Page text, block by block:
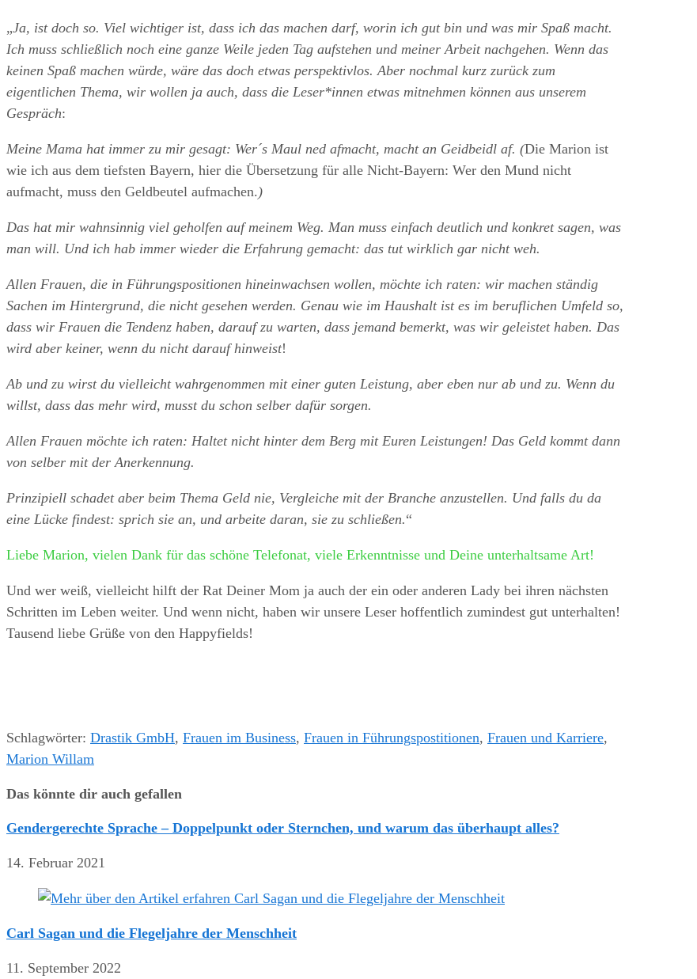
„Ja, ist doch so. Viel wichtiger ist, dass ich das machen darf, worin ich gut bin und was mir Spaß macht.
Ich muss schließlich noch eine ganze Weile jeden Tag aufstehen und meiner Arbeit nachgehen. Wenn das
keinen Spaß machen würde, wäre das doch etwas perspektivlos. Aber nochmal kurz zurück zum
eigentlichen Thema, wir wollen ja auch, dass die Leser*innen etwas mitnehmen können aus unserem
Gespräch:
Meine Mama hat immer zu mir gesagt: Wer´s Maul ned afmacht, macht an Geidbeidl af. (Die Marion ist
wie ich aus dem tiefsten Bayern, hier die Übersetzung für alle Nicht-Bayern: Wer den Mund nicht
aufmacht, muss den Geldbeutel aufmachen.)
Das hat mir wahnsinnig viel geholfen auf meinem Weg. Man muss einfach deutlich und konkret sagen, was
man will. Und ich hab immer wieder die Erfahrung gemacht: das tut wirklich gar nicht weh.
Allen Frauen, die in Führungspositionen hineinwachsen wollen, möchte ich raten: wir machen ständig
Sachen im Hintergrund, die nicht gesehen werden. Genau wie im Haushalt ist es im beruflichen Umfeld so,
dass wir Frauen die Tendenz haben, darauf zu warten, dass jemand bemerkt, was wir geleistet haben. Das
wird aber keiner, wenn du nicht darauf hinweist!
Ab und zu wirst du vielleicht wahrgenommen mit einer guten Leistung, aber eben nur ab und zu. Wenn du
willst, dass das mehr wird, musst du schon selber dafür sorgen.
Allen Frauen möchte ich raten: Haltet nicht hinter dem Berg mit Euren Leistungen! Das Geld kommt dann
von selber mit der Anerkennung.
Prinzipiell schadet aber beim Thema Geld nie, Vergleiche mit der Branche anzustellen. Und falls du da
eine Lücke findest: sprich sie an, und arbeite daran, sie zu schließen.“
Liebe Marion, vielen Dank für das schöne Telefonat, viele Erkenntnisse und Deine unterhaltsame Art!
Und wer weiß, vielleicht hilft der Rat Deiner Mom ja auch der ein oder anderen Lady bei ihren nächsten
Schritten im Leben weiter. Und wenn nicht, haben wir unsere Leser hoffentlich zumindest gut unterhalten!
Tausend liebe Grüße von den Happyfields!
Schlagwörter: Drastik GmbH, Frauen im Business, Frauen in Führungspostitionen, Frauen und Karriere,
Marion Willam
Das könnte dir auch gefallen
Gendergerechte Sprache – Doppelpunkt oder Sternchen, und warum das überhaupt alles?
14. Februar 2021
Carl Sagan und die Flegeljahre der Menschheit
11. September 2022